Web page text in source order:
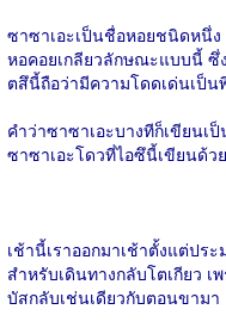
ซาซาเอะเป็นชื่อหอยชนิดหนึ่ง
หอคอยเกลียวลักษณะแบบนี้
ตสึนี้ถือว่ามีความโดดเด่นเป็น
คำว่าซาซาเอะบางทีก็เขียนเ
ซาซาเอะโดวที่ไอซึนี้เขียนด้ว
เช้านี้เราออกมาเช้าตั้งแต่ปร
สำหรับเดินทางกลับโตเกียว
บัสกลับเช่นเดียวกับตอนขามา